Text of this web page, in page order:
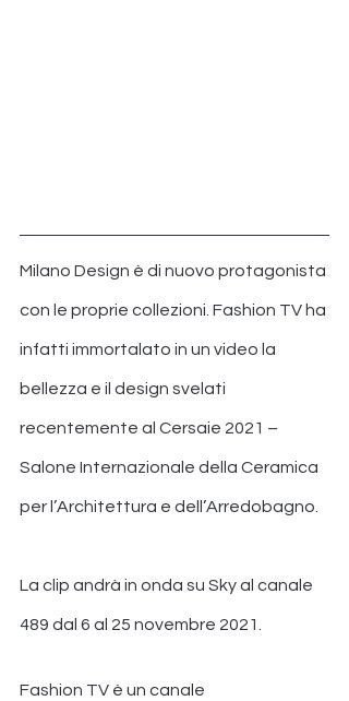
Milano Design è di nuovo protagonista
con le proprie collezioni. Fashion TV ha
infatti immortalato in un video la
bellezza e il design svelati
recentemente al Cersaie 2021 –
Salone Internazionale della Ceramica
per l’Architettura e dell’Arredobagno.
La clip andrà in onda su Sky al canale
489 dal 6 al 25 novembre 2021.
Fashion TV è un canale